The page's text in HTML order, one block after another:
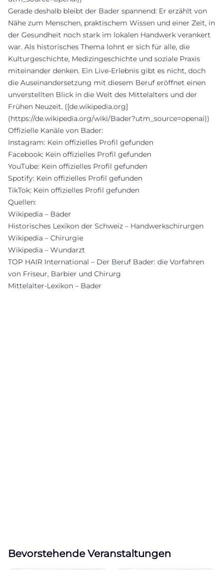
Gerade deshalb bleibt der Bader spannend: Er erzählt von
Nähe zum Menschen, praktischem Wissen und einer Zeit, in
der Gesundheit noch stark im lokalen Handwerk verankert
war. Als historisches Thema lohnt er sich für alle, die
Kulturgeschichte, Medizingeschichte und soziale Praxis
miteinander denken. Ein Live-Erlebnis gibt es nicht, doch
die Auseinandersetzung mit diesem Beruf eröffnet einen
unverstellten Blick in die Welt des Mittelalters und der
Frühen Neuzeit. ([de.wikipedia.org]
(https://de.wikipedia.org/wiki/Bader?utm_source=openai))
Offizielle Kanäle von Bader:
Instagram: Kein offizielles Profil gefunden
Facebook: Kein offizielles Profil gefunden
YouTube: Kein offizielles Profil gefunden
Spotify: Kein offizielles Profil gefunden
TikTok: Kein offizielles Profil gefunden
Quellen:
Wikipedia – Bader
Historisches Lexikon der Schweiz – Handwerkschirurgen
Wikipedia – Chirurgie
Wikipedia – Wundarzt
TOP HAIR International – Der Beruf Bader: die Vorfahren
von Friseur, Barbier und Chirurg
Mittelalter-Lexikon – Bader
Bevorstehende Veranstaltungen